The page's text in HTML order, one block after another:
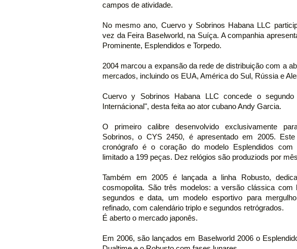
campos de atividade.
No mesmo ano, Cuervo y Sobrinos Habana LLC
vez da Feira Baselworld, na Suíça. A companhia
Prominente, Esplendidos e Torpedo.
2004 marcou a expansão da rede de distribuição com a
mercados, incluindo os EUA, América do Sul, Rússia e
Cuervo y Sobrinos Habana LLC concede o segundo
Internácional", desta feita ao ator cubano Andy Garcia.
O primeiro calibre desenvolvido exclusivamente
Sobrinos, o CYS 2450, é apresentado em 2005.
cronógrafo é o coração do modelo Esplendidos com
limitado a 199 peças. Dez relógios são produziods por
Também em 2005 é lançada a linha Robusto,
cosmopolita. São três modelos: a versão clássica com
segundos e data, um modelo esportivo para
refinado, com calendário triplo e segundos retrógrados.
É aberto o mercado japonês.
Em 2006, são lançados em Baselworld 2006 o